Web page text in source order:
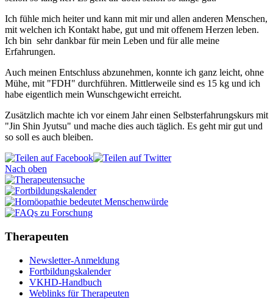
Ich fühle mich heiter und kann mit mir und allen anderen Menschen,
mit welchen ich Kontakt habe, gut und mit offenem Herzen leben.
Ich bin sehr dankbar für mein Leben und für alle meine
Erfahrungen.
Auch meinen Entschluss abzunehmen, konnte ich ganz leicht, ohne
Mühe, mit "FDH" durchführen. Mittlerweile sind es 15 kg und ich
habe eigentlich mein Wunschgewicht erreicht.
Zusätzlich machte ich vor einem Jahr einen Selbsterfahrungskurs mit
"Jin Shin Jyutsu" und mache dies auch täglich. Es geht mir gut und
so soll es auch bleiben.
Nach oben
Therapeuten
Newsletter-Anmeldung
Fortbildungskalender
VKHD-Handbuch
Weblinks für Therapeuten